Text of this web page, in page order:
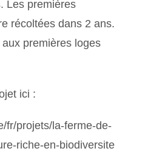
Les premières
récoltées dans 2 ans.
premières loges
ici :
fr/projets/la-ferme-de-
riche-en-biodiversite